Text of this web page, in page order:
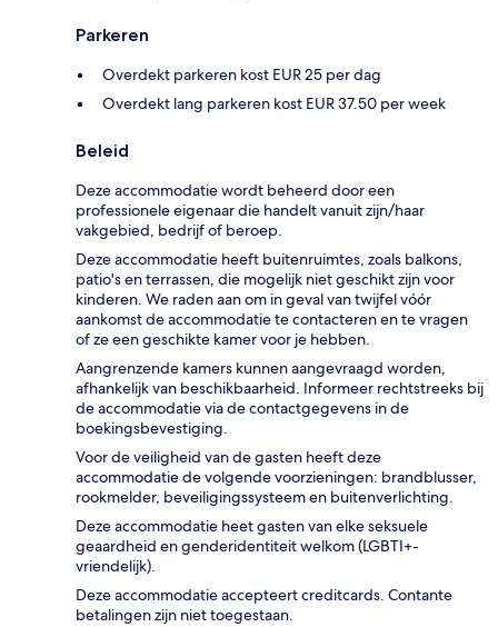
Parkeren
Overdekt parkeren kost EUR 25 per dag
Overdekt lang parkeren kost EUR 37.50 per week
Beleid
Deze accommodatie wordt beheerd door een
professionele eigenaar die handelt vanuit zijn/haar
vakgebied, bedrijf of beroep.
Deze accommodatie heeft buitenruimtes, zoals balkons,
patio's en terrassen, die mogelijk niet geschikt zijn voor
kinderen. We raden aan om in geval van twijfel vóór
aankomst de accommodatie te contacteren en te vragen
of ze een geschikte kamer voor je hebben.
Aangrenzende kamers kunnen aangevraagd worden,
afhankelijk van beschikbaarheid. Informeer rechtstreeks bij
de accommodatie via de contactgegevens in de
boekingsbevestiging.
Voor de veiligheid van de gasten heeft deze
accommodatie de volgende voorzieningen: brandblusser,
rookmelder, beveiligingssysteem en buitenverlichting.
Deze accommodatie heet gasten van elke seksuele
geaardheid en genderidentiteit welkom (LGBTI+-
vriendelijk).
Deze accommodatie accepteert creditcards. Contante
betalingen zijn niet toegestaan.